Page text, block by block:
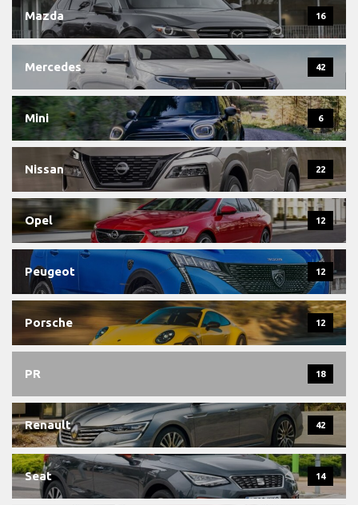
Mazda 16
Mercedes 42
Mini 6
Nissan 22
Opel 12
Peugeot 12
Porsche 12
PR 18
Renault 42
Seat 14